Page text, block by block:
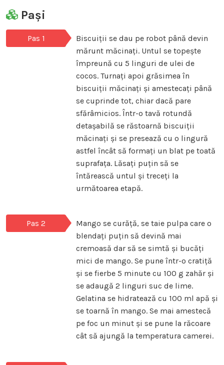
Pași
Pas 1
Biscuiții se dau pe robot până devin
mărunt măcinați. Untul se topește
împreună cu 5 linguri de ulei de
cocos. Turnați apoi grăsimea în
biscuiții măcinați și amestecați până
se cuprinde tot, chiar dacă pare
sfărâmicios. Într-o tavă rotundă
detașabilă se răstoarnă biscuiții
măcinați și se presează cu o lingură
astfel încât să formați un blat pe toată
suprafața. Lăsați puțin să se
întărească untul și treceți la
următoarea etapă.
Pas 2
Mango se curăță, se taie pulpa care o
blendați puțin să devină mai
cremoasă dar să se simtă și bucăți
mici de mango. Se pune într-o cratiță
și se fierbe 5 minute cu 100 g zahăr și
se adaugă 2 linguri suc de lime.
Gelatina se hidratează cu 100 ml apă și
se toarnă în mango. Se mai amestecă
pe foc un minut și se pune la răcoare
cât să ajungă la temperatura camerei.